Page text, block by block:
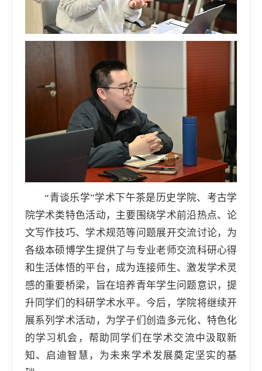
“青谈乐学”学术下午茶是历史学院、考古学
院学术类特色活动，主要围绕学术前沿热点、论
文写作技巧、学术规范等问题展开交流讨论，为
各级本硕博学生提供了与专业老师交流科研心得
和生活体悟的平台，成为连接师生、激发学术灵
感的重要桥梁，旨在培养青年学生问题意识，提
升同学们的科研学术水平。今后，学院将继续开
展系列学术活动，为学子们创造多元化、特色化
的学习机会，帮助同学们在学术交流中汲取新
知、启迪智慧，为未来学术发展奠定坚实的基